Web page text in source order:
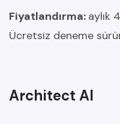
Fiyatlandırma: aylık
Ücretsiz deneme
Architect AI